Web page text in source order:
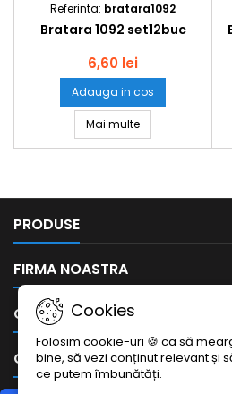
Referinta: bratara1092
Bratara 1092 set12buc
6,60 lei
Adauga in cos
Mai multeBratara 1092
PRODUSE
FIRMA NOASTRA
CONTUL DUMNEAVOASTRA
CONTACTEAZA-NE
Cookies
Folosim cookie-uri 🍪 ca să
bine, să vezi conținut relevant și
ce putem îmbunătăți.